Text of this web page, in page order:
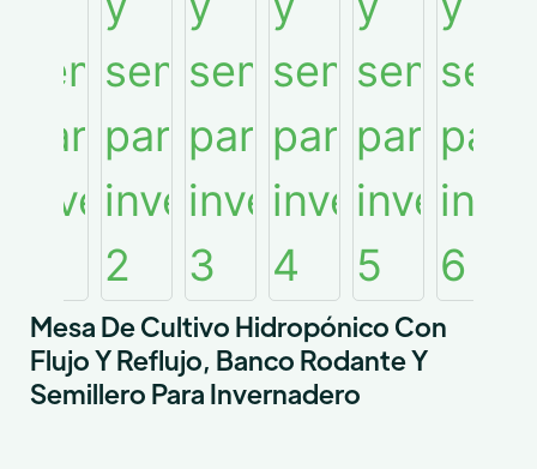
Mesa De Cultivo Hidropónico Con
Flujo Y Reflujo, Banco Rodante Y
Semillero Para Invernadero